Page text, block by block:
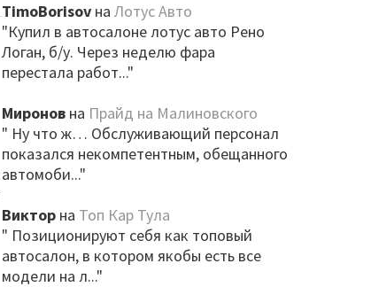
TimoBorisovна Лотус Авто
"Купил в автосалоне лотус авто Рено
Логан, б/у. Через неделю фара
перестала работ..."
Мироновна Прайд на Малиновского
" Ну что ж… Обслуживающий персонал
показался некомпетентным, обещанного
автомоби..."
Викторна Топ Кар Тула
" Позиционируют себя как топовый
автосалон, в котором якобы есть все
модели на л..."